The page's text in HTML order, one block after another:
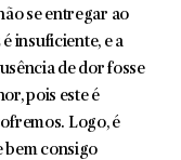
se entregar ao
insuficiente, e a
de dor fosse
pois este é
Logo, é
bem consigo